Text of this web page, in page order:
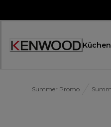
Accessibility
Summer Promo